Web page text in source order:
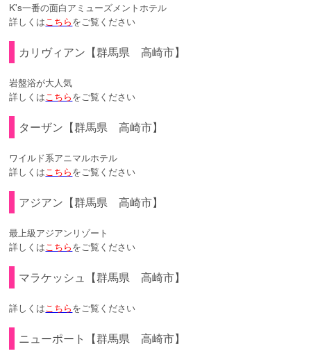
K's一番の面白アミューズメントホテル
詳しくはこちらをご覧ください
カリヴィアン【群馬県 高崎市】
岩盤浴が大人気
詳しくはこちらをご覧ください
ターザン【群馬県 高崎市】
ワイルド系アニマルホテル
詳しくはこちらをご覧ください
アジアン【群馬県 高崎市】
最上級アジアンリゾート
詳しくはこちらをご覧ください
マラケッシュ【群馬県 高崎市】
詳しくはこちらをご覧ください
ニューポート【群馬県 高崎市】